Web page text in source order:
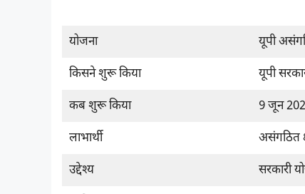
योजना यूपी
किसने शुरू किया यूपी
कब शुरू किया 9 जून
लाभार्थी असंगठित
उद्देश्य सरकारी